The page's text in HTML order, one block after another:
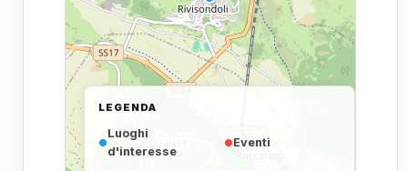
LEGENDA
Luoghi
d'interesse
Eventi